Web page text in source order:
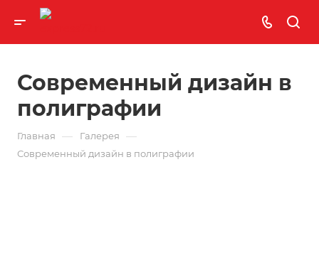
Современный дизайн в
полиграфии
Главная — Галерея —
Современный дизайн в полиграфии